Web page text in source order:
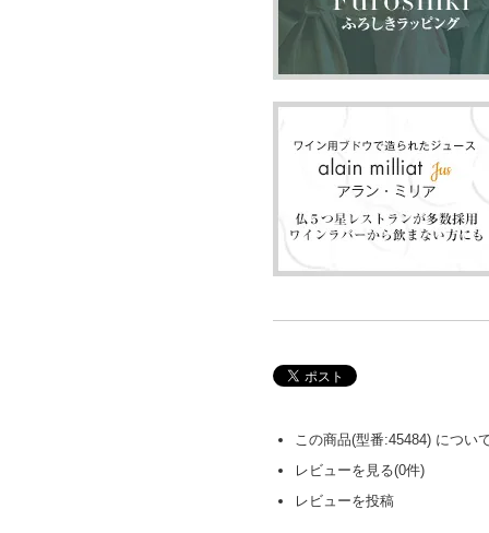
この商品(型番:45484) につい
レビューを見る(0件)
レビューを投稿